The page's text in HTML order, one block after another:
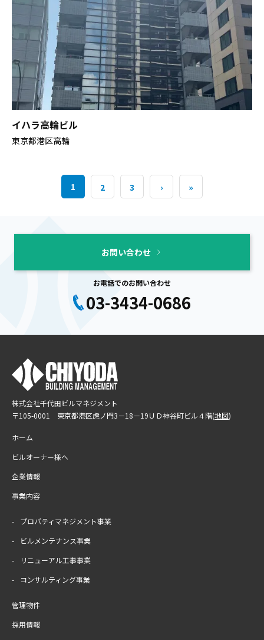
イハラ高輪ビル
東京都港区高輪
1 2 3 › »
お問い合わせ
お電話でのお問い合わせ
03-3434-0686
株式会社千代田ビルマネジメント
〒105-0001 東京都港区虎ノ門3－18－19ＵＤ神谷町ビル４階(地図)
ホーム
ビルオーナー様へ
企業情報
事業内容
プロパティマネジメント事業
ビルメンテナンス事業
リニューアル工事事業
コンサルティング事業
管理物件
採用情報